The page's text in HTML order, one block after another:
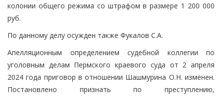
колонии общего режима со штрафом в размере 1 200 000
руб.
По данному делу осужден также Фукалов С.А.
Апелляционным определением судебной коллегии по
уголовным делам Пермского краевого суда от 2 апреля
2024 года приговор в отношении Шашмурина О.Н. изменен.
Постановлено признать по преступлению,